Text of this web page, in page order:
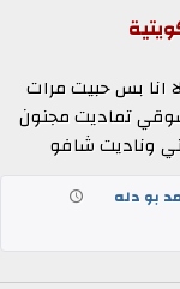
انا بس حبيت مرات
تماديت مجنون
وناديت شافو
بو دله